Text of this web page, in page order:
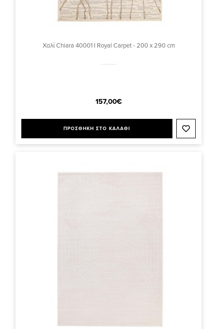
Χαλί Chiara 40001 I Royal Carpet - 200 x 290 cm
157,00€
ΠΡΟΣΘΗΚΗ ΣΤΟ ΚΑΛΑΘΙ